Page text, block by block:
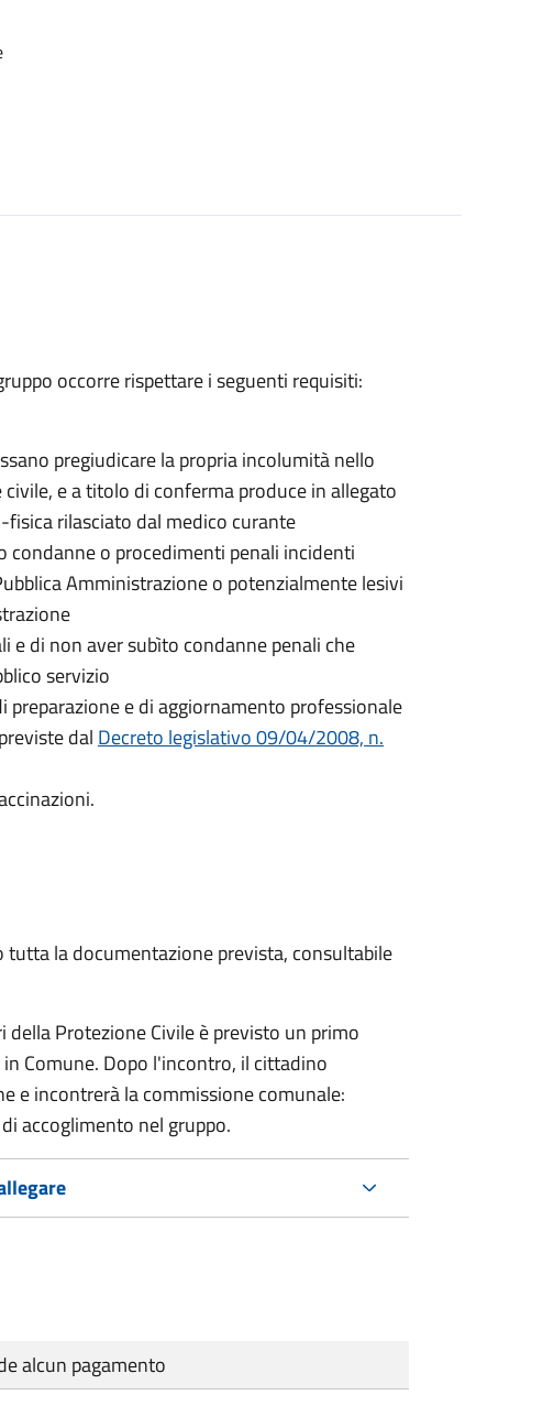
occorre rispettare i seguenti requisiti:
pregiudicare la propria incolumità nello
e a titolo di conferma produce in allegato
rilasciato dal medico curante
condanne o procedimenti penali incidenti
Amministrazione o potenzialmente lesivi
e di non aver subìto condanne penali che
servizio
preparazione e di aggiornamento professionale
dal Decreto legislativo 09/04/2008, n.
la documentazione prevista, consultabile
Protezione Civile è previsto un primo
Comune. Dopo l'incontro, il cittadino
e incontrerà la commissione comunale:
accoglimento nel gruppo.
alcun pagamento